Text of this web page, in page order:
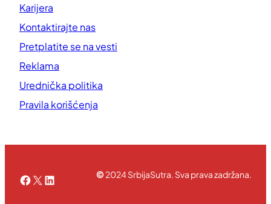
Karijera
Kontaktirajte nas
Pretplatite se na vesti
Reklama
Urednička politika
Pravila korišćenja
Facebook
X LinkedIn©2024 SrbijaSutra. Sva prava zadržana.